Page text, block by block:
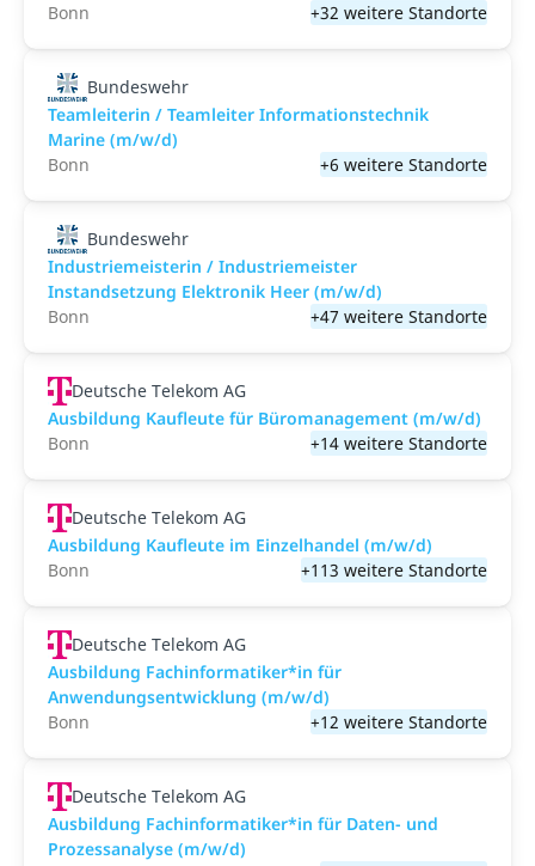
Bonn
+32 weitere Standorte
Bundeswehr
Teamleiterin / Teamleiter Informationstechnik
Marine (m/w/d)
Bonn
+6 weitere Standorte
Bundeswehr
Industriemeisterin / Industriemeister
Instandsetzung Elektronik Heer (m/w/d)
Bonn
+47 weitere Standorte
Deutsche Telekom AG
Ausbildung Kaufleute für Büromanagement (m/w/d)
Bonn
+14 weitere Standorte
Deutsche Telekom AG
Ausbildung Kaufleute im Einzelhandel (m/w/d)
Bonn
+113 weitere Standorte
Deutsche Telekom AG
Ausbildung Fachinformatiker*in für
Anwendungsentwicklung (m/w/d)
Bonn
+12 weitere Standorte
Deutsche Telekom AG
Ausbildung Fachinformatiker*in für Daten- und
Prozessanalyse (m/w/d)